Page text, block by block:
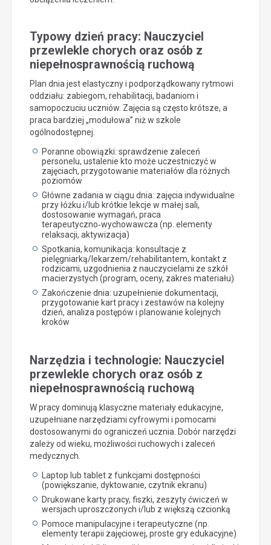
Typowy dzień pracy: Nauczyciel
przewlekle chorych oraz osób z
niepełnosprawnością ruchową
Plan dnia jest elastyczny i podporządkowany rytmowi
oddziału: zabiegom, rehabilitacji, badaniom i
samopoczuciu uczniów. Zajęcia są często krótsze, a
praca bardziej „modułowa” niż w szkole
ogólnodostępnej.
Poranne obowiązki: sprawdzenie zaleceń
personelu, ustalenie kto może uczestniczyć w
zajęciach, przygotowanie materiałów dla różnych
poziomów
Główne zadania w ciągu dnia: zajęcia indywidualne
przy łóżku i/lub krótkie lekcje w małej sali,
dostosowanie wymagań, praca
terapeutyczno‑wychowawcza (np. elementy
relaksacji, aktywizacja)
Spotkania, komunikacja: konsultacje z
pielęgniarką/lekarzem/rehabilitantem, kontakt z
rodzicami, uzgodnienia z nauczycielami ze szkół
macierzystych (program, oceny, zakres materiału)
Zakończenie dnia: uzupełnienie dokumentacji,
przygotowanie kart pracy i zestawów na kolejny
dzień, analiza postępów i planowanie kolejnych
kroków
Narzędzia i technologie: Nauczyciel
przewlekle chorych oraz osób z
niepełnosprawnością ruchową
W pracy dominują klasyczne materiały edukacyjne,
uzupełniane narzędziami cyfrowymi i pomocami
dostosowanymi do ograniczeń ucznia. Dobór narzędzi
zależy od wieku, możliwości ruchowych i zaleceń
medycznych.
Laptop lub tablet z funkcjami dostępności
(powiększanie, dyktowanie, czytnik ekranu)
Drukowane karty pracy, fiszki, zeszyty ćwiczeń w
wersjach uproszczonych i/lub z większą czcionką
Pomoce manipulacyjne i terapeutyczne (np.
elementy terapii zajęciowej, proste gry edukacyjne)